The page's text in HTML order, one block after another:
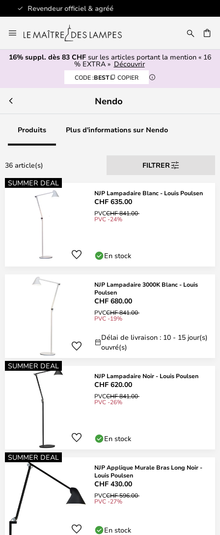
+ de 100 marques design
au
contenu
16% suppl. dès 83 CHF sur les articles portant la mention « 16
% EXTRA » Découvrir
CODE :BEST COPIER
Nendo
Produits Plus d'informations sur Nendo
36 article(s)
FILTRER
SUMMER DEAL
NJP Lampadaire Blanc - Louis Poulsen
CHF 635.00
PVCCHF 841.00
PVC -24%
En stock
NJP Lampadaire 3000K Blanc - Louis
Poulsen
CHF 680.00
PVCCHF 841.00
PVC -19%
Délai de livraison : 10 - 15 jour(s)
ouvré(s)
SUMMER DEAL
NJP Lampadaire Noir - Louis Poulsen
CHF 620.00
PVCCHF 841.00
PVC -26%
En stock
SUMMER DEAL
NJP Applique Murale Bras Long Noir -
Louis Poulsen
CHF 430.00
PVCCHF 596.00
PVC -27%
En stock